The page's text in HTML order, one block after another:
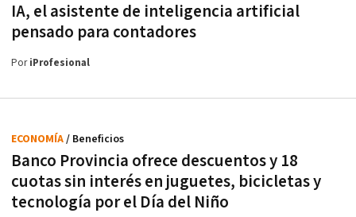
IA, el asistente de inteligencia artificial
pensado para contadores
PoriProfesional
Banco Provincia ofrece descuentos y 18
cuotas sin interés en juguetes, bicicletas y
tecnología por el Día del Niño
ECONOMÍA/ Beneficios